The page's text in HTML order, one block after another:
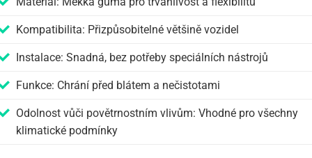
Kompatibilita: Přizpůsobitelné většině vozidel
Instalace: Snadná, bez potřeby speciálních nástrojů
Funkce: Chrání před blátem a nečistotami
Odolnost vůči povětrnostním vlivům: Vhodné pro všechny
klimatické podmínky